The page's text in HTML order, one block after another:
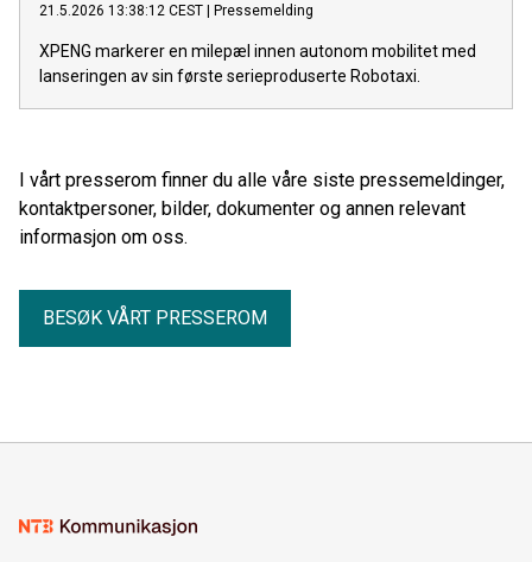
21.5.2026 13:38:12 CEST | Pressemelding
XPENG markerer en milepæl innen autonom mobilitet med
lanseringen av sin første serieproduserte Robotaxi.
I vårt presserom finner du alle våre siste pressemeldinger,
kontaktpersoner, bilder, dokumenter og annen relevant
informasjon om oss.
BESØK VÅRT PRESSEROM